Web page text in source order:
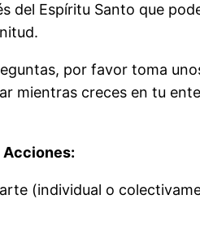
del Espíritu Santo que
por favor toma
mientras creces en tu
Acciones:
(individual o